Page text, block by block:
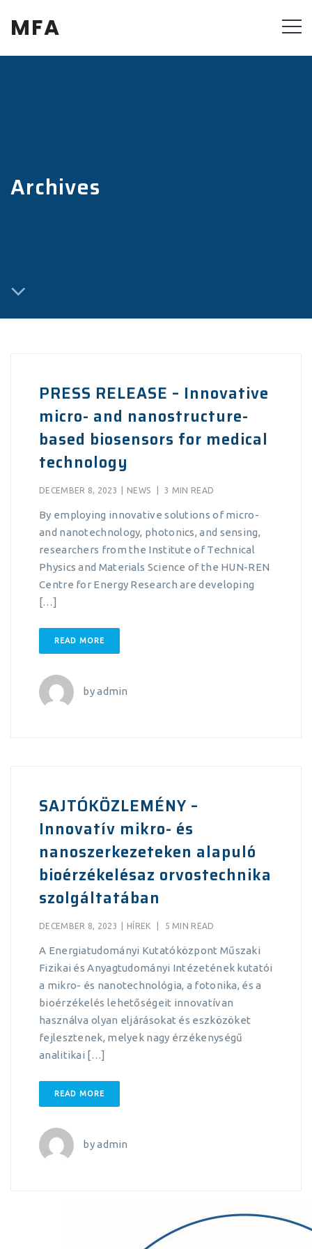
MFA
Archives
PRESS RELEASE – Innovative
micro- and nanostructure-
based biosensors for medical
technology
DECEMBER 8, 2023 NEWS 3 MIN READ
By employing innovative solutions of micro-
and nanotechnology, photonics, and sensing,
researchers from the Institute of Technical
Physics and Materials Science of the HUN-REN
Centre for Energy Research are developing
[…]
READ MORE
byadmin
SAJTÓKÖZLEMÉNY –
Innovatív mikro- és
nanoszerkezeteken alapuló
bioérzékelésaz orvostechnika
szolgáltatában
DECEMBER 8, 2023 HÍREK 5 MIN READ
A Energiatudományi Kutatóközpont Műszaki
Fizikai és Anyagtudományi Intézetének kutatói
a mikro- és nanotechnológia, a fotonika, és a
bioérzékelés lehetőségeit innovatívan
használva olyan eljárásokat és eszközöket
fejlesztenek, melyek nagy érzékenységű
analitikai […]
READ MORE
byadmin